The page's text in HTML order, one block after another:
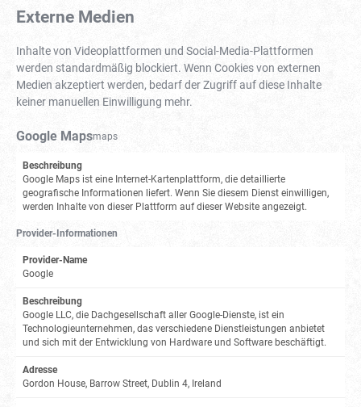
Externe Medien
Inhalte von Videoplattformen und Social-Media-Plattformen
werden standardmäßig blockiert. Wenn Cookies von externen
Medien akzeptiert werden, bedarf der Zugriff auf diese Inhalte
keiner manuellen Einwilligung mehr.
Google Mapsmaps
Beschreibung
Google Maps ist eine Internet-Kartenplattform, die detaillierte
geografische Informationen liefert. Wenn Sie diesem Dienst einwilligen,
werden Inhalte von dieser Plattform auf dieser Website angezeigt.
Provider-Informationen
Provider-Name
Google
Beschreibung
Google LLC, die Dachgesellschaft aller Google-Dienste, ist ein
Technologieunternehmen, das verschiedene Dienstleistungen anbietet
und sich mit der Entwicklung von Hardware und Software beschäftigt.
Adresse
Gordon House, Barrow Street, Dublin 4, Ireland